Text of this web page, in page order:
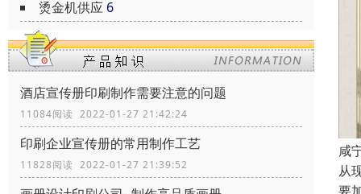
烫金机供应 6
酒店宣传册印刷制作需要注意的问题
11084阅读 2022-01-27 21:42:24
印刷企业宣传册的常用制作工艺
11828阅读 2022-01-27 21:39:52
咸
从